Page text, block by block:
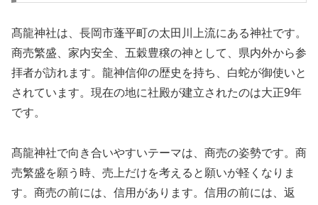
髙龍神社は、長岡市蓬平町の太田川上流にある神社です。
商売繁盛、家内安全、五穀豊穣の神として、県内外から参
拝者が訪れます。龍神信仰の歴史を持ち、白蛇が御使いと
されています。現在の地に社殿が建立されたのは大正9年
です。
髙龍神社で向き合いやすいテーマは、商売の姿勢です。商
売繁盛を願う時、売上だけを考えると願いが軽くなりま
す。商売の前には、信用があります。信用の前には、返